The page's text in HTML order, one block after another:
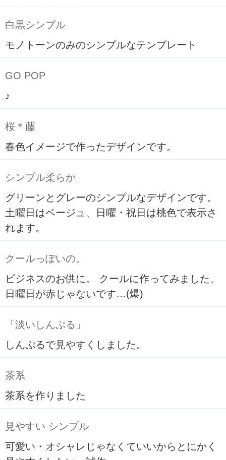
白黒シンプル
モノトーンのみのシンプルなテンプレート
GO POP
♪
桜＊藤
春色イメージで作ったデザインです。
シンプル柔らか
グリーンとグレーのシンプルなデザインです。
土曜日はベージュ、日曜・祝日は桃色で表示さ
れます。
クールっぽいの。
ビジネスのお供に。 クールに作ってみました、
日曜日が赤じゃないです…(爆)
「淡いしんぷる」
しんぷるで見やすくしました。
茶系
茶系を作りました
見やすい シンプル
可愛い・オシャレじゃなくていいからとにかく